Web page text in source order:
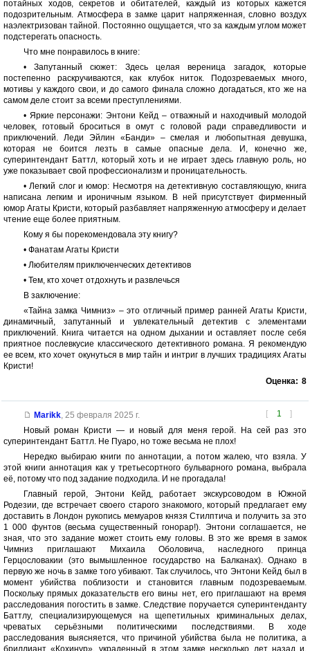
потайных ходов, секретов и обитателей, каждый из которых кажется
подозрительным. Атмосфера в замке царит напряженная, словно воздух
наэлектризован тайной. Постоянно ощущается, что за каждым углом может
подстерегать опасность.
Что мне понравилось в книге:
• Запутанный сюжет: Здесь целая вереница загадок, которые
постепенно раскручиваются, как клубок ниток. Подозреваемых много,
мотивы у каждого свои, и до самого финала сложно догадаться, кто же на
самом деле стоит за всеми преступлениями.
• Яркие персонажи: Энтони Кейд – отважный и находчивый молодой
человек, готовый броситься в омут с головой ради справедливости и
приключений. Леди Эйлин «Банди» – смелая и любопытная девушка,
которая не боится лезть в самые опасные дела. И, конечно же,
суперинтендант Баттл, который хоть и не играет здесь главную роль, но
уже показывает свой профессионализм и проницательность.
• Легкий слог и юмор: Несмотря на детективную составляющую, книга
написана легким и ироничным языком. В ней присутствует фирменный
юмор Агаты Кристи, который разбавляет напряженную атмосферу и делает
чтение еще более приятным.
Кому я бы порекомендовала эту книгу?
• Фанатам Агаты Кристи
• Любителям приключенческих детективов
• Тем, кто хочет отдохнуть и развлечься
В заключение:
«Тайна замка Чимниз» – это отличный пример ранней Агаты Кристи,
динамичный, запутанный и увлекательный детектив с элементами
приключений. Книга читается на одном дыхании и оставляет после себя
приятное послевкусие классического детективного романа. Я рекомендую
ее всем, кто хочет окунуться в мир тайн и интриг в лучших традициях Агаты
Кристи!
Оценка: 8
[ 1 ]
Marikk, 25 февраля 2025 г.
Новый роман Кристи — и новый для меня герой. На сей раз это
суперинтендант Баттл. Не Пуаро, но тоже весьма не плох!
Нередко выбираю книги по аннотации, а потом жалею, что взяла. У
этой книги аннотация как у третьесортного бульварного романа, выбрала
её, потому что под задание подходила. И не прогадала!
Главный герой, Энтони Кейд, работает экскурсоводом в Южной
Родезии, где встречает своего старого знакомого, который предлагает ему
доставить в Лондон рукопись мемуаров князя Стилптича и получить за это
1 000 фунтов (весьма существенный гонорар!). Энтони соглашается, не
зная, что это задание может стоить ему головы. В это же время в замок
Чимниз приглашают Михаила Оболовича, наследного принца
Герцословакии (это вымышленное государство на Балканах). Однако в
первую же ночь в замке того убивают. Так случилось, что Энтони Кейд был в
момент убийства поблизости и становится главным подозреваемым.
Поскольку прямых доказательств его вины нет, его приглашают на время
расследования погостить в замке. Следствие поручается суперинтенданту
Баттлу, специализирующемуся на щепетильных криминальных делах,
чреватых серьёзными политическими последствиями. В ходе
расследования выясняется, что причиной убийства была не политика, а
бриллиант «Кохинур», украденный в этом замке несколько лет назад и,